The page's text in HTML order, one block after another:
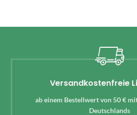
Versandkostenfreie
ab einem Bestellwert von 50 €
Deutschlands